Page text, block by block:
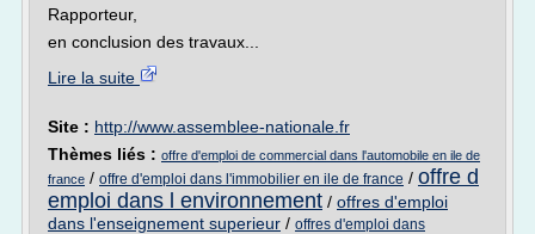
Rapporteur,
en conclusion des travaux...
Lire la suite
Site : http://www.assemblee-nationale.fr
Thèmes liés : offre d'emploi de commercial dans l'automobile en ile de
france / offre d'emploi dans l'immobilier en ile de france / offre d
emploi dans l environnement / offres d'emploi
dans l'enseignement superieur / offres d'emploi dans